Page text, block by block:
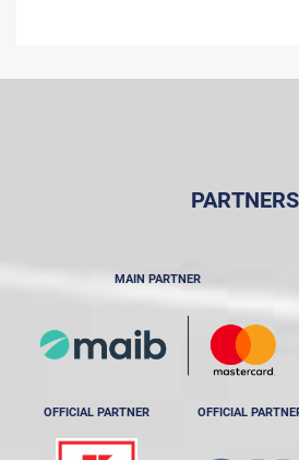
PARTNERS
MAIN PARTNER
OFFICIAL PARTNER OFFICIAL